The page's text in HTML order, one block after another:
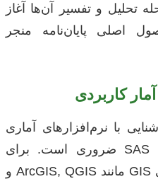
تحلیل و تفسیر آن‌ها آغاز
اصلی پایان‌نامه منجر
کاربردی
با نرم‌افزارهای آماری
مانند SPSS, R, Python یا SAS ضروری است. برای
داده‌های فضایی، نرم‌افزارهای GIS مانند ArcGIS, QGIS و